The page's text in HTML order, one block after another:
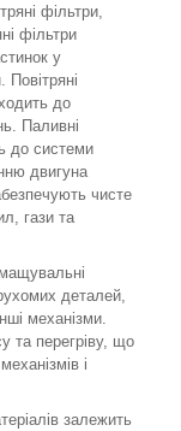
фільтри,
фільтри
у
до
Паливні
до системи
двигуна
чисте
гази та
деталей,
механізми.
та перегріву, що
і
залежить